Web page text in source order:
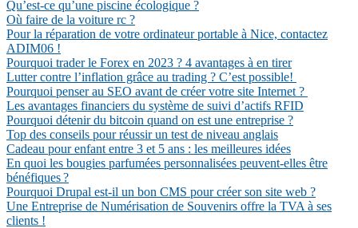
Qu’est-ce qu’une piscine écologique ?
Où faire de la voiture rc ?
Pour la réparation de votre ordinateur portable à Nice, contactez
ADIM06 !
Pourquoi trader le Forex en 2023 ? 4 avantages à en tirer
Lutter contre l’inflation grâce au trading ? C’est possible!
Pourquoi penser au SEO avant de créer votre site Internet ?
Les avantages financiers du système de suivi d’actifs RFID
Pourquoi détenir du bitcoin quand on est une entreprise ?
Top des conseils pour réussir un test de niveau anglais
Cadeau pour enfant entre 3 et 5 ans : les meilleures idées
En quoi les bougies parfumées personnalisées peuvent-elles être
bénéfiques ?
Pourquoi Drupal est-il un bon CMS pour créer son site web ?
Une Entreprise de Numérisation de Souvenirs offre la TVA à ses
clients !